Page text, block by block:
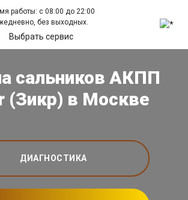
работы: с 08:00 до 22:00
без выходных.
Выбрать сервис
сальников АКПП
(Зикр) в Москве
ДИАГНОСТИКА